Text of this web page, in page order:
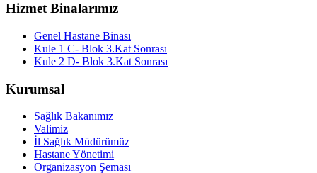
Hizmet Binalarımız
Genel Hastane Binası
Kule 1 C- Blok 3.Kat Sonrası
Kule 2 D- Blok 3.Kat Sonrası
Kurumsal
Sağlık Bakanımız
Valimiz
İl Sağlık Müdürümüz
Hastane Yönetimi
Organizasyon Şeması